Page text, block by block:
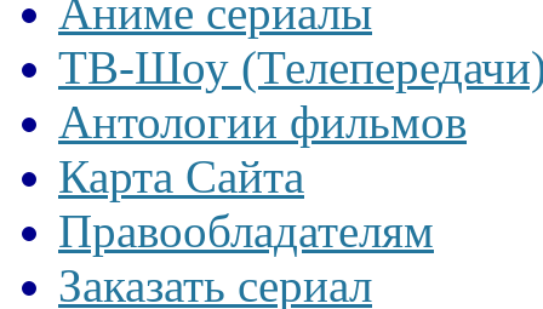
Аниме сериалы
ТВ-Шоу
Антологии фильмов
Карта Сайта
Правообладателям
Заказать сериал